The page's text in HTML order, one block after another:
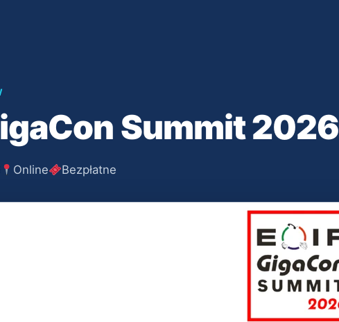
Summit 2026
Online Bezpłatne